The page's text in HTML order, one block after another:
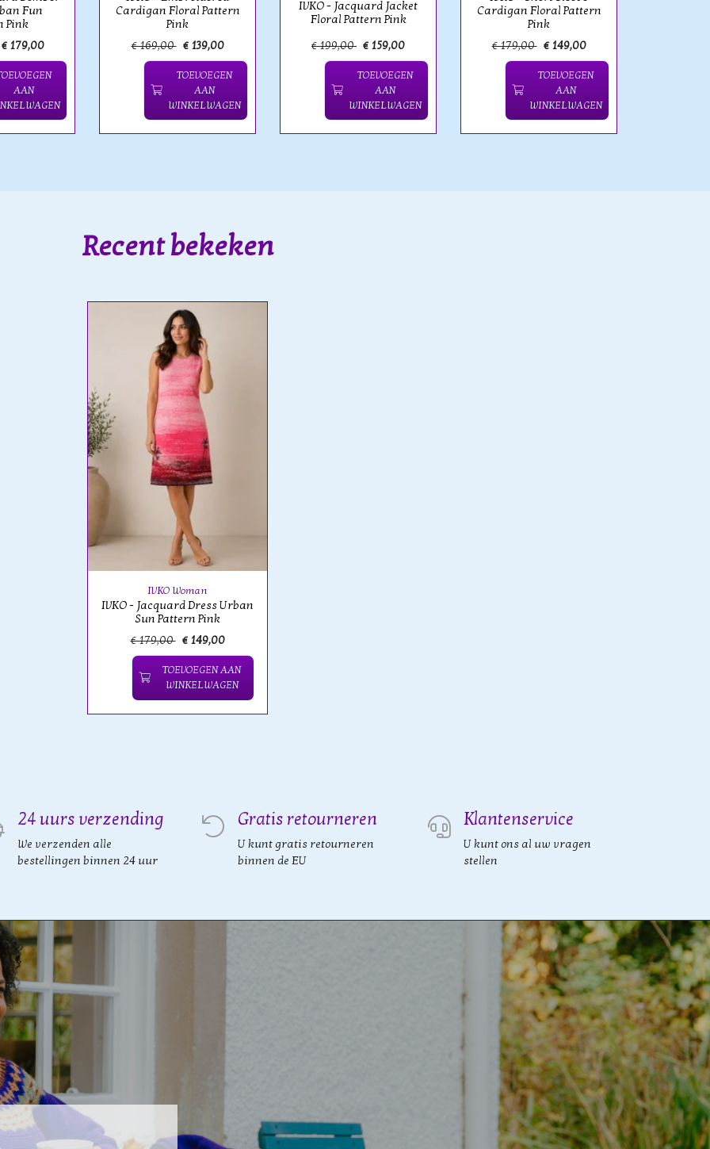
Fun
Pink
€ 179,00
AAN
Cardigan Floral Pattern
Pink
€ 169,00 € 139,00
TOEVOEGEN
AAN
WINKELWAGEN
IVKO - Jacquard Jacket
Floral Pattern Pink
€ 199,00 € 159,00
TOEVOEGEN
AAN
WINKELWAGEN
Cardigan Floral Pattern
Pink
€ 179,00 € 149,00
TOEVOEGEN
AAN
WINKELWAGEN
Recent bekeken
IVKO Woman
IVKO - Jacquard Dress Urban
Sun Pattern Pink
€ 179,00 € 149,00
TOEVOEGEN AAN
WINKELWAGEN
24 uurs verzending
We verzenden alle
bestellingen binnen 24 uur
Gratis retourneren
U kunt gratis retourneren
binnen de EU
Klantenservice
U kunt ons al uw vragen
stellen